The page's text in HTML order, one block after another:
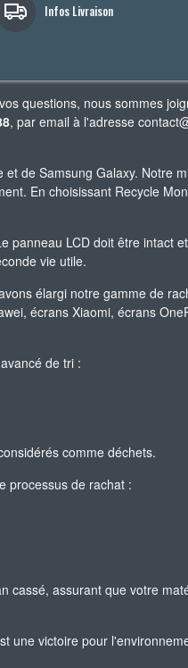
Infos Livraison
questions, nous sommes
, par email à l'adresse
de Samsung Galaxy. Notre
En choisissant Recycle
panneau LCD doit être intact
vie utile.
élargi notre gamme de
écrans Xiaomi, écrans
de tri :
comme déchets.
processus de rachat :
cassé, assurant que votre
une victoire pour